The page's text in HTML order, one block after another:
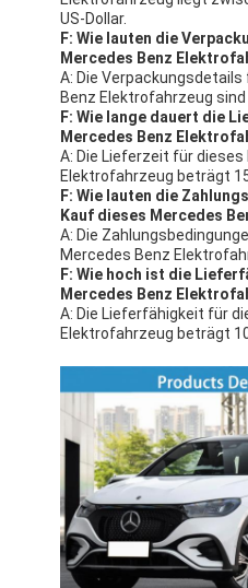
US-Dollar.
F: Wie lauten die
Mercedes Benz
A: Die
Benz Elektrofahrzeug sind
F: Wie lange dauert die
Mercedes Benz
A: Die Lieferzeit für
Elektrofahrzeug beträgt
F: Wie lauten die
Kauf dieses Mercedes
A: Die
Mercedes Benz
F: Wie hoch ist die
Mercedes Benz
A: Die Lieferfähigkeit für
Elektrofahrzeug beträgt